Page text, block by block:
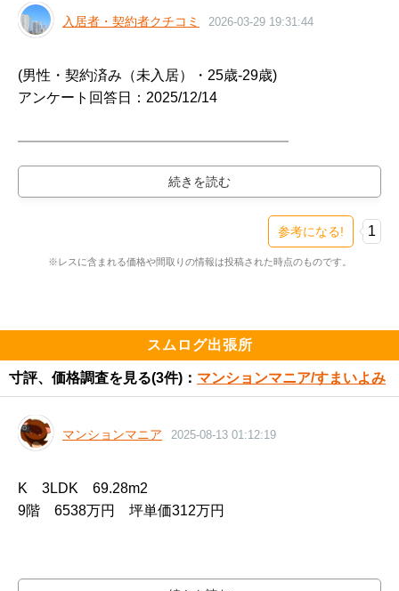
入居者・契約者クチコミ 2026-03-29 19:31:44
(男性・契約済み（未入居）・25歳-29歳)
アンケート回答日：2025/12/14
━━━━━━━━━━━━━━━━━━━
購入物件
━━━━━━━━━━━━━━━━━━━
https://www.e-mansion.co.jp/bbs/th...
━━━━━━━━━━━━━━━━━━━
交通の利便性が高く、日常生活において移動が快適であ
ることに加え、負担できる予算の範囲内で高層マンショ
さらに周辺にはスーパーが多く、日々の買い物にも非常
参考になる! 1
※レスに含まれる価格や間取りの情報は投稿された時点のものです。
スムログ出張所
寸評、価格調査を見る(3件)： マンションマニア/すまいよみ
マンションマニア 2025-08-13 01:12:19
K　3LDK　69.28m2
9階　6538万円　坪単価312万円